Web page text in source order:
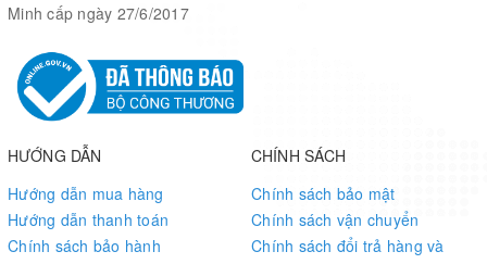
Minh cấp ngày 27/6/2017
HƯỚNG DẪN
Hướng dẫn mua hàng
Hướng dẫn thanh toán
Chính sách bảo hành
CHÍNH SÁCH
Chính sách bảo mật
Chính sách vận chuyển
Chính sách đổi trả hàng và